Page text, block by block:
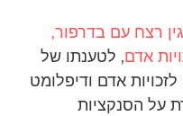
רצח עם בדרפור,
אדם, לטענתו של
אדם ודיפלומט
על הסנקציות